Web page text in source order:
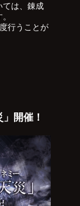
ては、錬成
行うことが
開催！